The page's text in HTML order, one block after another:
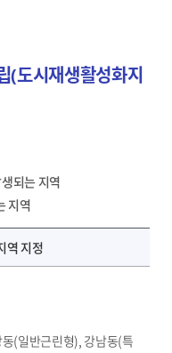
(도시재생활성화지
되는 지역
지역
역 지정
(일반근린형), 강남동(특